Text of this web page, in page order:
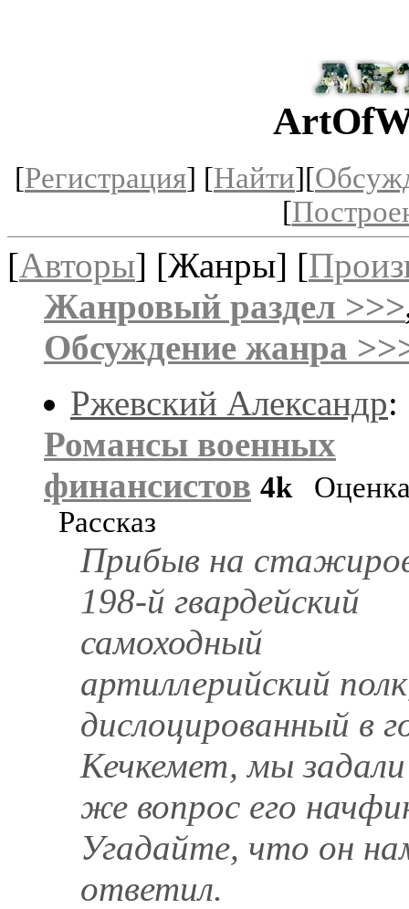
[Регистрация] [Найти][
[
[Авторы] [Жанры] [
Жанровый раздел >>>
Обсуждение жанра
Ржевский Александр:
Романсы военных
финансистов 4k
Рассказ
Прибыв на
198-й гвардейский
самоходный
артиллерийский
дислоцированный в
Кечкемет, мы
же вопрос его
Угадайте, что он
ответил.